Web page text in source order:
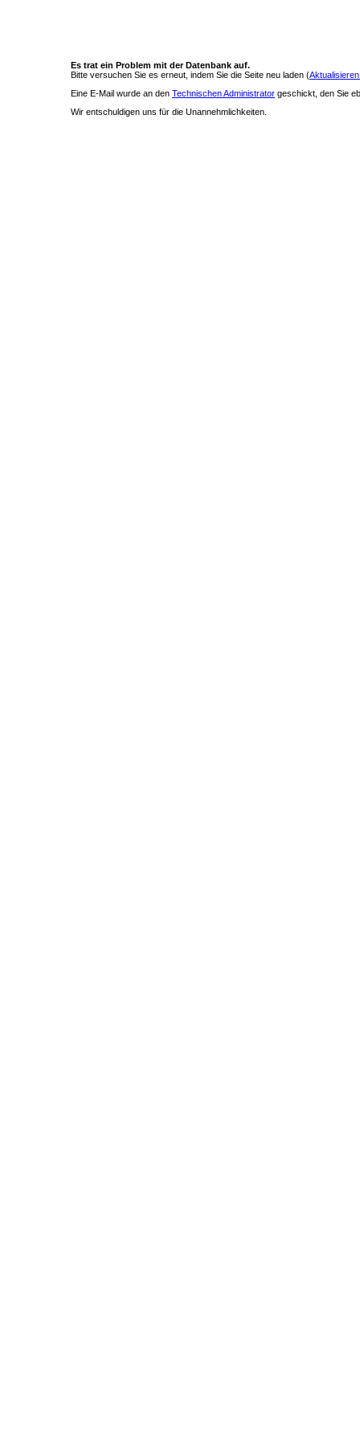
Es trat ein Problem mit der Datenbank auf.
Bitte versuchen Sie es erneut, indem Sie die Seite neu laden (
Eine E-Mail wurde an den Technischen Administrator geschickt, den Sie
Wir entschuldigen uns für die Unannehmlichkeiten.